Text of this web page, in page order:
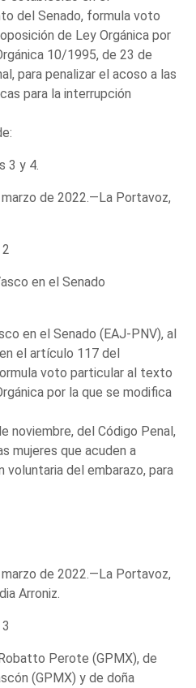
del Senado, formula voto
de Ley Orgánica por
10/1995, de 23 de
para penalizar el acoso a las
para la interrupción
3 y 4.
de 2022.—La Portavoz,
en el Senado
en el Senado (EAJ-PNV), al
el artículo 117 del
voto particular al texto
por la que se modifica
noviembre, del Código Penal,
mujeres que acuden a
voluntaria del embarazo, para
de 2022.—La Portavoz,
Arroniz.
Perote (GPMX), de
(GPMX) y de doña